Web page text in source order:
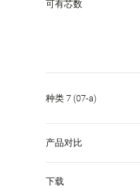
可有芯数
种类 7 (07-a)
产品对比
下载